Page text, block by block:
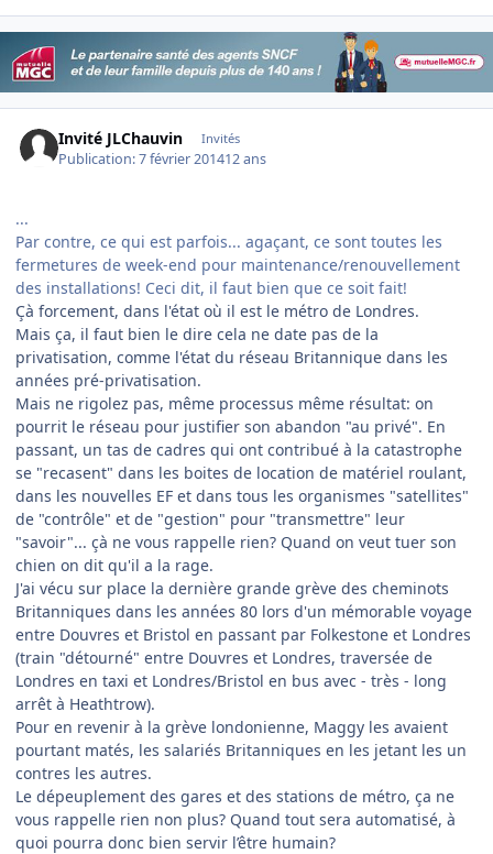
Invité JLChauvin Invités
Publication:7 février 201412 ans
...
Par contre, ce qui est parfois... agaçant, ce sont toutes les
fermetures de week-end pour maintenance/renouvellement
des installations! Ceci dit, il faut bien que ce soit fait!
Çà forcement, dans l'état où il est le métro de Londres.
Mais ça, il faut bien le dire cela ne date pas de la
privatisation, comme l'état du réseau Britannique dans les
années pré-privatisation.
Mais ne rigolez pas, même processus même résultat: on
pourrit le réseau pour justifier son abandon "au privé". En
passant, un tas de cadres qui ont contribué à la catastrophe
se "recasent" dans les boites de location de matériel roulant,
dans les nouvelles EF et dans tous les organismes "satellites"
de "contrôle" et de "gestion" pour "transmettre" leur
"savoir"... çà ne vous rappelle rien? Quand on veut tuer son
chien on dit qu'il a la rage.
J'ai vécu sur place la dernière grande grève des cheminots
Britanniques dans les années 80 lors d'un mémorable voyage
entre Douvres et Bristol en passant par Folkestone et Londres
(train "détourné" entre Douvres et Londres, traversée de
Londres en taxi et Londres/Bristol en bus avec - très - long
arrêt à Heathtrow).
Pour en revenir à la grève londonienne, Maggy les avaient
pourtant matés, les salariés Britanniques en les jetant les un
contres les autres.
Le dépeuplement des gares et des stations de métro, ça ne
vous rappelle rien non plus? Quand tout sera automatisé, à
quoi pourra donc bien servir l’être humain?